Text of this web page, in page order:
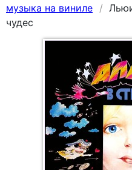
музыка на виниле
чудес